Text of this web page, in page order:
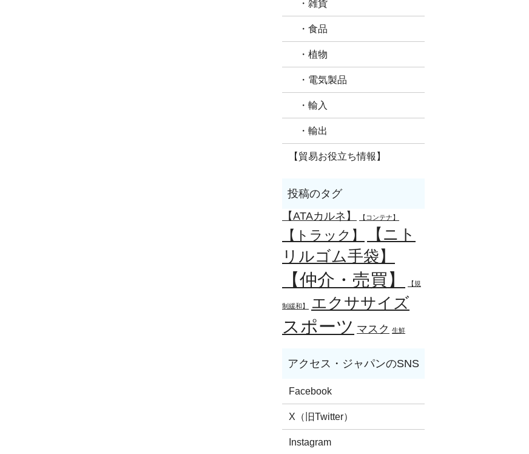
・雑貨
・食品
・植物
・電気製品
・輸入
・輸出
【貿易お役立ち情報】
【ATAカルネ】 【コンテナ】
【トラック】
【ニト
リルゴム手袋】
【仲介・売買】 【規
制緩和】 エクササイズ
スポーツ マスク 生鮮
Facebook
X（旧Twitter）
Instagram